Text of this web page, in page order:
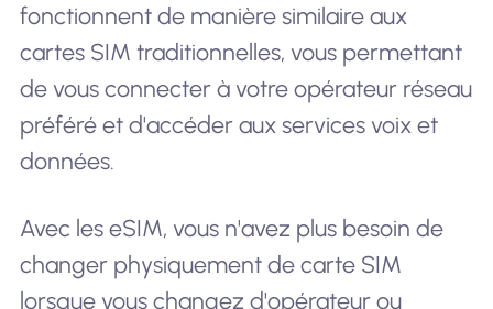
fonctionnent de manière similaire aux
cartes SIM traditionnelles, vous permettant
de vous connecter à votre opérateur réseau
préféré et d'accéder aux services voix et
données.
Avec les eSIM, vous n'avez plus besoin de
changer physiquement de carte SIM
lorsque vous changez d'opérateur ou